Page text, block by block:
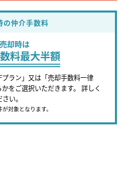
の仲介手数料
売却時は
料最大半額
プラン」又は「売却手数料一律
をご選択いただきます。 詳しく
い。
対象となります。